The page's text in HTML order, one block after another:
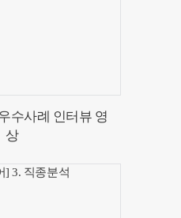
수사례 인터뷰 영
상